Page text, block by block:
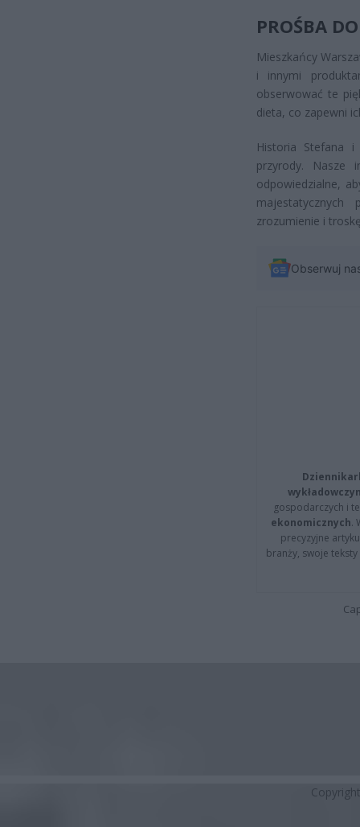
PROŚBA
Mieszkańcy
i innymi
obserwować te
dieta, co zapewni
Historia Stefana
przyrody. Nasze
odpowiedzialne,
zrozumienie i
Obserwuj
gospodarczych i
ekonomicznych.
precyzyjne
branży, swoje